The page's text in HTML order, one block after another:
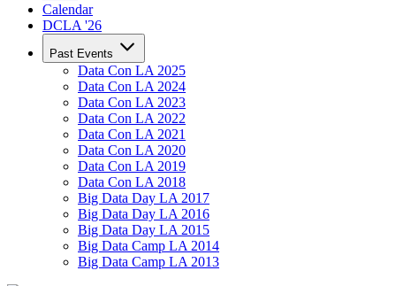
Calendar
DCLA '26
Past Events
Data Con LA 2025
Data Con LA 2024
Data Con LA 2023
Data Con LA 2022
Data Con LA 2021
Data Con LA 2020
Data Con LA 2019
Data Con LA 2018
Big Data Day LA 2017
Big Data Day LA 2016
Big Data Day LA 2015
Big Data Camp LA 2014
Big Data Camp LA 2013